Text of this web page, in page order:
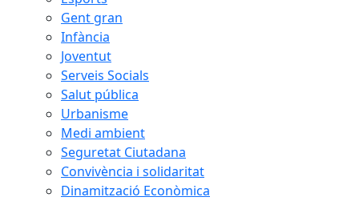
Gent gran
Infància
Joventut
Serveis Socials
Salut pública
Urbanisme
Medi ambient
Seguretat Ciutadana
Convivència i solidaritat
Dinamització Econòmica